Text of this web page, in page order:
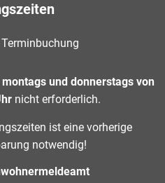
Terminbuchung
montags und donnerstags von
nicht erforderlich.
ist eine vorherige
notwendig!